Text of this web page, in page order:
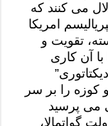
می کنند که
امریکا
تقویت و
آن کاری
کوزه را بر سر
می پرسید
گواتمالا،